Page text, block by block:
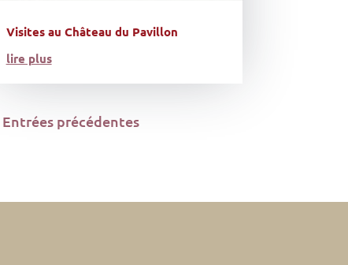
Visites au Château du Pavillon
lire plus
Entrées précédentes